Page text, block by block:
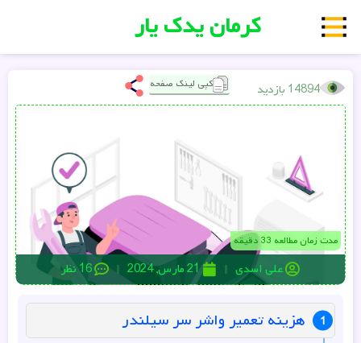
کرمان یدک یار
14894 بازدید کپی لینک صفحه
علی اسدی 21 مارس, 2024 16 نظر
مدت زمان مطالعه 33 دقیقه
هزینه تعمیر واشر سر سیلندر